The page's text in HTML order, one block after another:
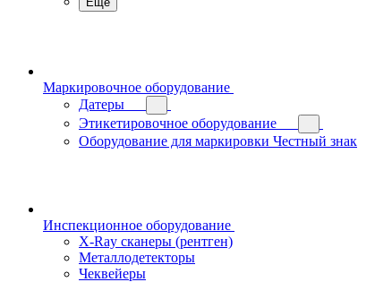
Маркировочное оборудование
Датеры
Этикетировочное оборудование
Оборудование для маркировки Честный знак
Инспекционное оборудование
X-Ray сканеры (рентген)
Металлодетекторы
Чеквейеры